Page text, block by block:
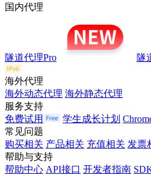
国内代理
隧道代理Pro 隧
海外代理
海外动态代理 海外静态代理
服务支持
免费试用
学生成长计划
常见问题
购买相关 产品相关 充值相关 发票
帮助与支持
帮助中心 API接口 开发者指南